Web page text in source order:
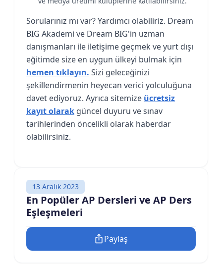
Sorularınız mı var? Yardımcı olabiliriz. Dream
BIG Akademi ve Dream BIG'in uzman
danışmanları ile iletişime geçmek ve yurt dışı
eğitimde size en uygun ülkeyi bulmak için
hemen tıklayın. Sizi geleceğinizi
şekillendirmenin heyecan verici yolculuğuna
davet ediyoruz. Ayrıca sitemize ücretsiz
kayıt olarak güncel duyuru ve sınav
tarihlerinden öncelikli olarak haberdar
olabilirsiniz.
13 Aralık 2023
En Popüler AP Dersleri ve AP Ders
Eşleşmeleri
Paylaş